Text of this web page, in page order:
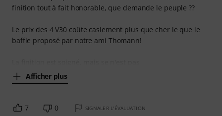
finition tout à fait honorable, que demande le peuple ??
Le prix des 4 V30 coûte casiement plus que cher le que le
baffle proposé par notre ami Thomann!
Afficher plus
7 0 SIGNALER L'ÉVALUATION